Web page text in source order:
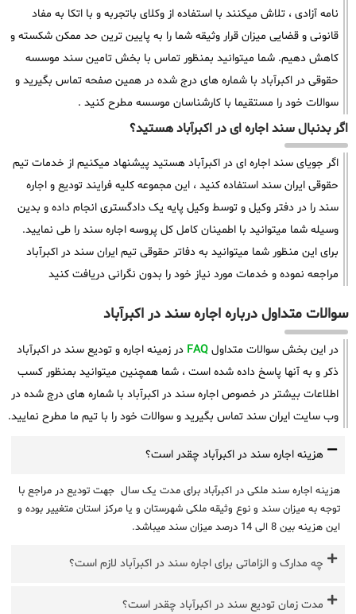
نامه آزادی ، تلاش میکنند با استفاده از وکلای باتجربه و با اتکا به مفاد
قانونی و قضایی میزان قرار وثیقه شما را به پایین ترین حد ممکن شکسته و
کاهش دهیم. شما میتوانید بمنظور تماس با بخش تامین سند موسسه
حقوقی در اکبرآباد با شماره های درج شده در همین صفحه تماس بگیرید و
سوالات خود را مستقیما با کارشناسان موسسه مطرح کنید .
اگر بدنبال سند اجاره ای در اکبرآباد هستید؟
اگر جویای سند اجاره ای در اکبرآباد هستید پیشنهاد میکنیم از خدمات تیم
حقوقی ایران سند استفاده کنید ، این مجموعه کلیه فرایند تودیع و اجاره
سند را در دفتر وکیل و توسط وکیل پایه یک دادگستری انجام داده و بدین
وسیله شما میتوانید با اطمینان کامل کل پروسه اجاره سند را طی نمایید.
برای این منظور شما میتوانید به دفاتر حقوقی تیم ایران سند در اکبرآباد
مراجعه نموده و خدمات مورد نیاز خود را بدون نگرانی دریافت کنید
سوالات متداول درباره اجاره سند در اکبرآباد
در این بخش سوالات متداول FAQ در زمینه اجاره و تودیع سند در اکبرآباد
ذکر و به آنها پاسخ داده شده است ، شما همچنین میتوانید بمنظور کسب
اطلاعات بیشتر در خصوص اجاره سند در اکبرآباد با شماره های درج شده در
وب سایت ایران سند تماس بگیرید و سوالات خود را با تیم ما مطرح نمایید.
هزینه اجاره سند در اکبرآباد چقدر است؟
هزینه اجاره سند ملکی در اکبرآباد برای مدت یک سال جهت تودیع در مراجع با
توجه به میزان سند و نوع وثیقه ملکی شهرستان و یا مرکز استان متغییر بوده و
این هزینه بین 8 الی 14 درصد میزان سند میباشد.
چه مدارک و الزاماتی برای اجاره سند در اکبرآباد لازم است؟
مدت زمان تودیع سند در اکبرآباد چقدر است؟